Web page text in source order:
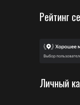
Рейтинг
Личный